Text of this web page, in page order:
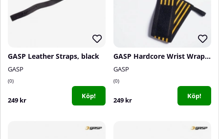
GASP Leather Straps, black
GASP
0
249 kr Köp!
GASP Hardcore Wrist Wraps 18 inch, black/yellow
GASP
0
249 kr Köp!